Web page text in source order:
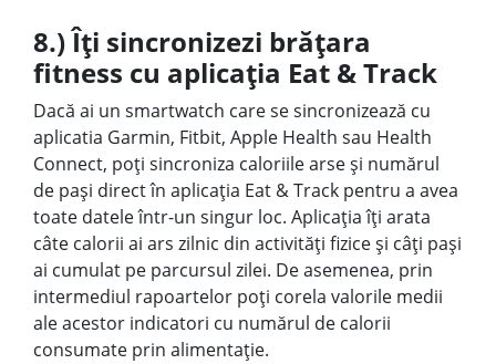
8.) Îți sincronizezi brățara
fitness cu aplicația Eat & Track
Dacă ai un smartwatch care se sincronizează cu
aplicatia Garmin, Fitbit, Apple Health sau Health
Connect, poți sincroniza caloriile arse și numărul
de pași direct în aplicația Eat & Track pentru a avea
toate datele într-un singur loc. Aplicația îți arata
câte calorii ai ars zilnic din activități fizice și câți pași
ai cumulat pe parcursul zilei. De asemenea, prin
intermediul rapoartelor poți corela valorile medii
ale acestor indicatori cu numărul de calorii
consumate prin alimentație.